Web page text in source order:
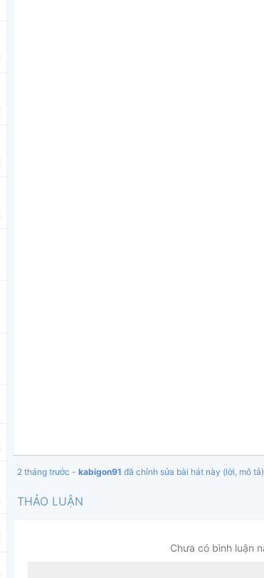
2 tháng trước - kabigon91 đã chỉnh sửa bài hát này (lời, mô tả)
THẢO LUẬN